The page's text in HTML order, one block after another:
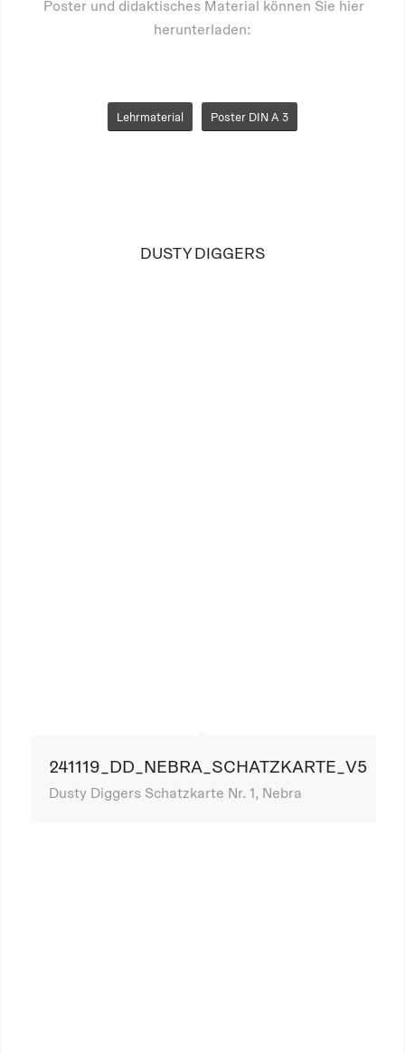
Poster und didaktisches Material können Sie hier
herunterladen:
Lehrmaterial Poster DIN A 3
DUSTY DIGGERS
241119_DD_NEBRA_SCHATZKARTE_V5
Dusty Diggers Schatzkarte Nr. 1, Nebra